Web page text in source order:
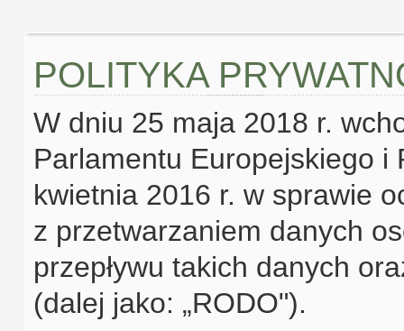
POLITYKA
W dniu 25 maja 2018 r.
Parlamentu Europejskiego
kwietnia 2016 r. w sprawie
z przetwarzaniem danych
przepływu takich danych
(dalej jako: „RODO").